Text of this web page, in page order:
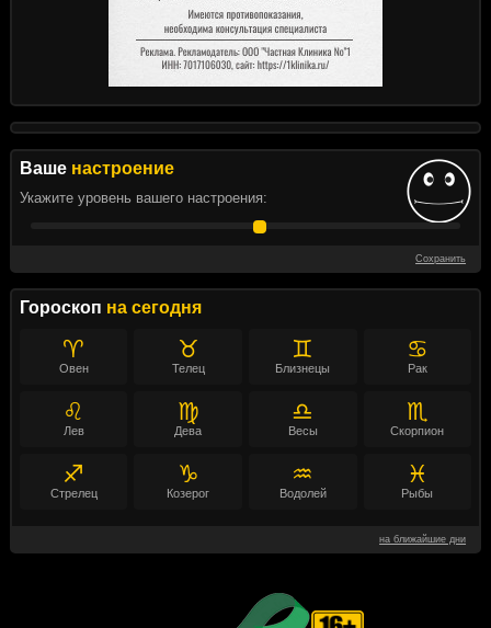
Ваше настроение
Укажите уровень вашего настроения:
Сохранить
Гороскоп на сегодня
♈
Овен
♉
Телец
♊
Близнецы
♋
Рак
♌
Лев
♍
Дева
♎
Весы
♏
Скорпион
♐
Стрелец
♑
Козерог
♒
Водолей
♓
Рыбы
на ближайшие дни